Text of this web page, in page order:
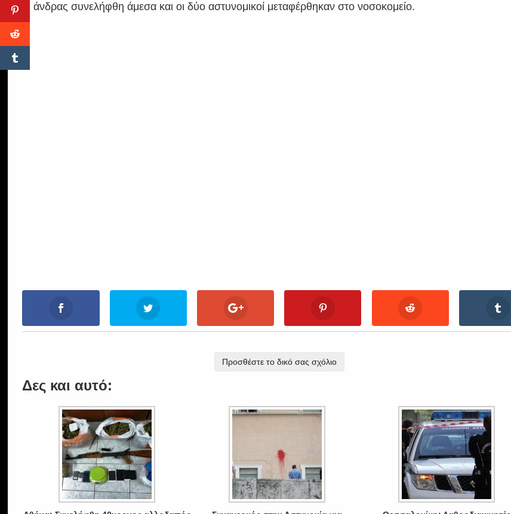
Ο άνδρας συνελήφθη άμεσα και οι δύο αστυνομικοί μεταφέρθηκαν στο νοσοκομείο.
Προσθέστε το δικό σας σχόλιο
Δες και αυτό: